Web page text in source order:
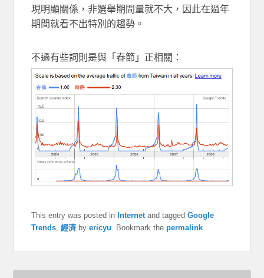
現明顯關係，非選舉期間量就不大，因此在過年
期間就看不出特別的趨勢。
不過有些詞則是與「春節」正相關：
This entry was posted inInternet and taggedGoogle
Trends ,經濟 byericyu . Bookmark thepermalink